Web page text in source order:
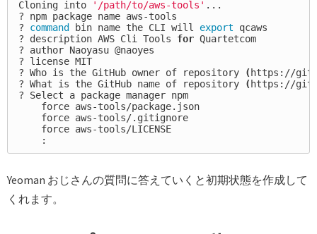
Cloning into
'/path/to/aws-tools' ...
? npm package name aws-tools
? command bin name the CLI will export qcaws
? description AWS Cli Tools for Quartetcom
? author Naoyasu @naoyes
? license MIT
? Who is the GitHub owner of repository
(https://
? What is the GitHub name of repository
(https://
? Select a package manager npm
    force aws-tools/package.json
    force aws-tools/.gitignore
    force aws-tools/LICENSE
Yeoman おじさんの質問に答えていくと初期状態を作成して
くれます。